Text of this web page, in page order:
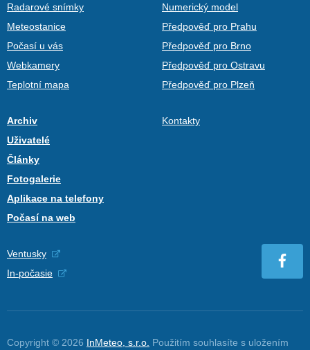
Radarové snímky
Meteostanice
Počasí u vás
Webkamery
Teplotní mapa
Numerický model
Předpověď pro Prahu
Předpověď pro Brno
Předpověď pro Ostravu
Předpověď pro Plzeň
Archiv
Uživatelé
Články
Fotogalerie
Aplikace na telefony
Počasí na web
Kontakty
Ventusky
In-počasie
Copyright © 2026 InMeteo, s.r.o. Použitím souhlasíte s uložením